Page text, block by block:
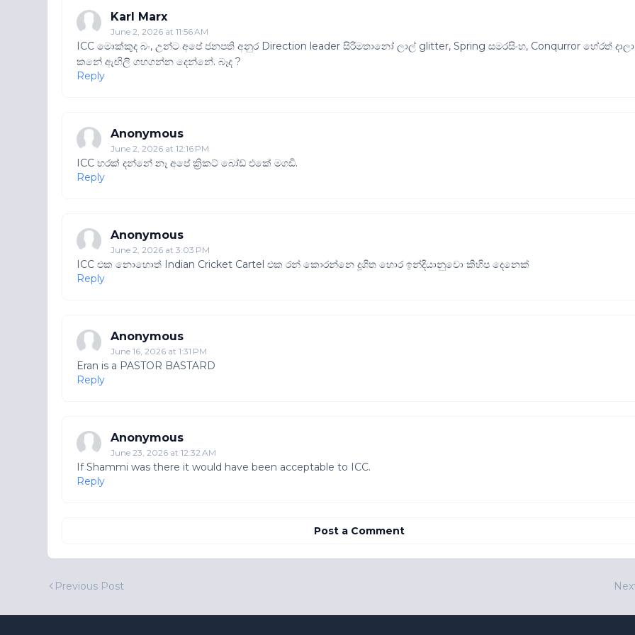
Karl Marx
June 2, 2026 at 11:56 AM
ICC මොක්කුද බං, උන්ට අපේ ජනපති අනුර Direction leader සිරිමතානෝ ලාල් glitter, Spring සමරසිංහ, Conqurror හේරත් දාලා
කනේ ඇඟිලි ගහගන්න දෙන්නේ. බෑද ?
Reply
Anonymous
June 2, 2026 at 12:16 PM
ICC හරක් දන්නේ නෑ අපේ ක්‍රිකට් බෝඩ් එකේ මගඩි.
Reply
Anonymous
June 2, 2026 at 3:03 PM
ICC එක නොහොත් Indian Cricket Cartel එක රන් කොරන්නෙ දූශිත හොර ඉන්දියානුවො කිහිප දෙනෙක්
Reply
Anonymous
June 16, 2026 at 1:31 PM
Eran is a PASTOR BASTARD
Reply
Anonymous
June 23, 2026 at 12:32 AM
If Shammi was there it would have been acceptable to ICC.
Reply
Post a Comment
Previous Post